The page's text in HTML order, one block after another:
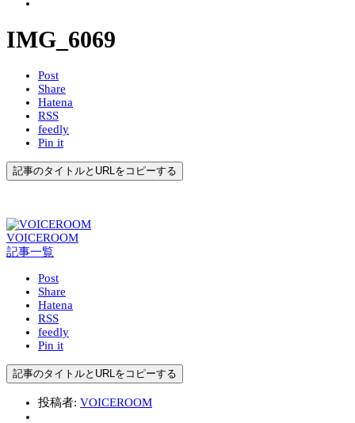
IMG_6069
Post
Share
Hatena
RSS
feedly
Pin it
記事のタイトルとURLをコピーする
VOICEROOM
記事一覧
Post
Share
Hatena
RSS
feedly
Pin it
記事のタイトルとURLをコピーする
投稿者: VOICEROOM